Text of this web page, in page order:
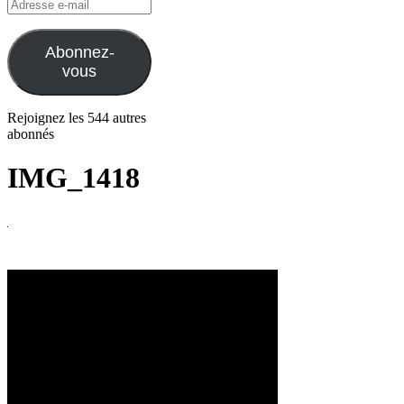
e-
mail
Abonnez-
vous
Rejoignez les 544 autres
abonnés
IMG_1418